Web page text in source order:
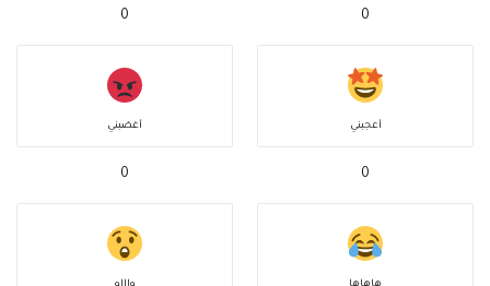
0
0
أعجبني
0
أغضبني
0